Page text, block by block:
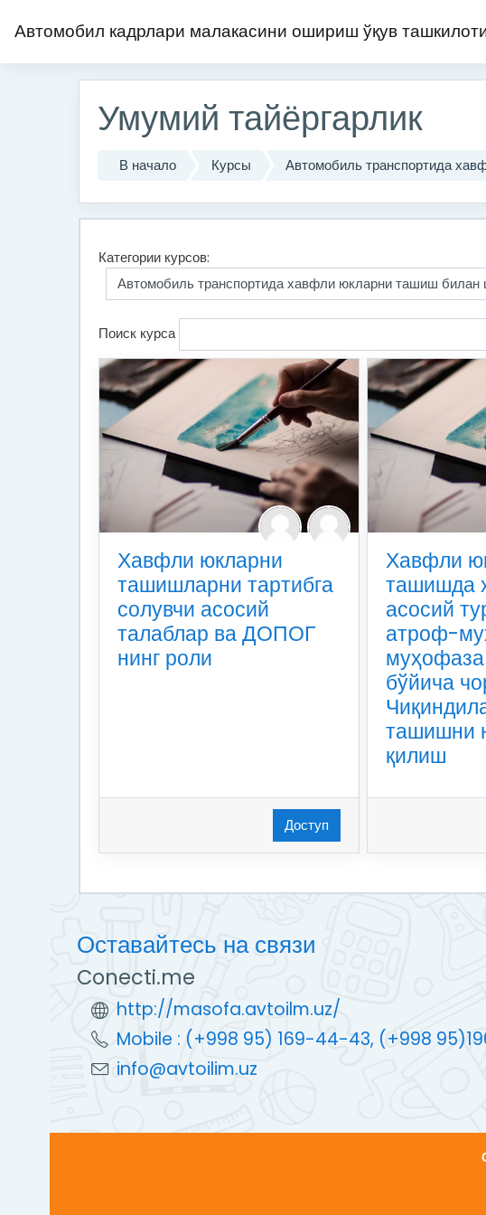
Автомобил кадрлари малакасини ошириш ўқув
Умумий тайёргарлик
В начало Курсы Автомобиль транспортида
Категории курсов:
Поиск курса
Хавфли юкларни
ташишларни тартибга
солувчи асосий
талаблар ва ДОПОГ
нинг роли
Доступ
Хавфли
ташишда
асосий
атроф-
бўйича
ташишни
қилиш
Оставайтесь на связи
Conecti.me
http://masofa.avtoilm.uz/
Mobile : (+998 95) 169-44-43, (+998
info@avtoilim.uz